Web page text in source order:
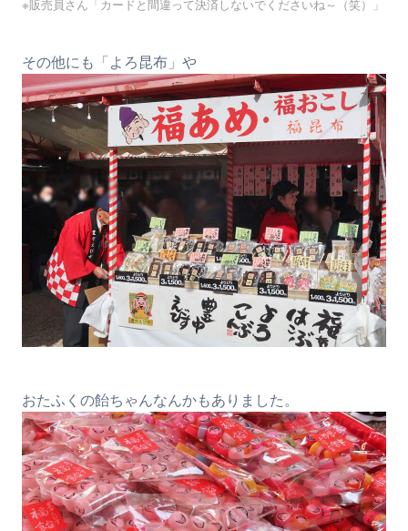
※販売員さん「カードと間違って決済しないでくださいね～（笑）」
その他にも「よろ昆布」や
おたふくの飴ちゃんなんかもありました。